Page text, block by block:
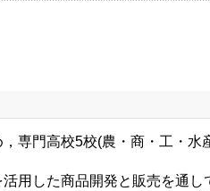
専門高校5校(農・商・工・水
用した商品開発と販売を通し